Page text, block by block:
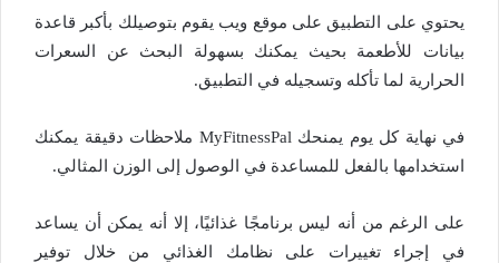
يحتوي على التطبيق على موقع ويب يقوم بتوصيلك بأكبر قاعدة
بيانات للأطعمة بحيث يمكنك بسهولة البحث عن السعرات
الحرارية لما تأكله وتسجيله في التطبيق.
في نهاية كل يوم يمنحك MyFitnessPal ملاحظات دقيقة يمكنك
استخدامها بالفعل للمساعدة في الوصول إلى الوزن المثالي.
على الرغم من أنه ليس برنامجًا غذائيًا، إلا أنه يمكن أن يساعد
في إجراء تغييرات على نظامك الغذائي من خلال توفير